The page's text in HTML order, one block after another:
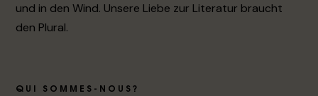
und in den Wind. Unsere Liebe zur Literatur braucht
den Plural.
QUI SOMMES-NOUS?